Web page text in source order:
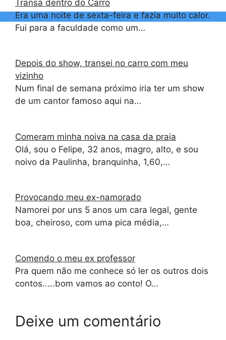
Transa dentro do Carro
Era uma noite de sexta-feira e fazia muito calor.
Fui para a faculdade como um…
Depois do show, transei no carro com meu
vizinho
Num final de semana próximo iria ter um show
de um cantor famoso aqui na…
Comeram minha noiva na casa da praia
Olá, sou o Felipe, 32 anos, magro, alto, e sou
noivo da Paulinha, branquinha, 1,60,…
Provocando meu ex-namorado
Namorei por uns 5 anos um cara legal, gente
boa, cheiroso, com uma pica média,…
Comendo o meu ex professor
Pra quem não me conhece só ler os outros dois
contos.....bom vamos ao conto! O…
Deixe um comentário